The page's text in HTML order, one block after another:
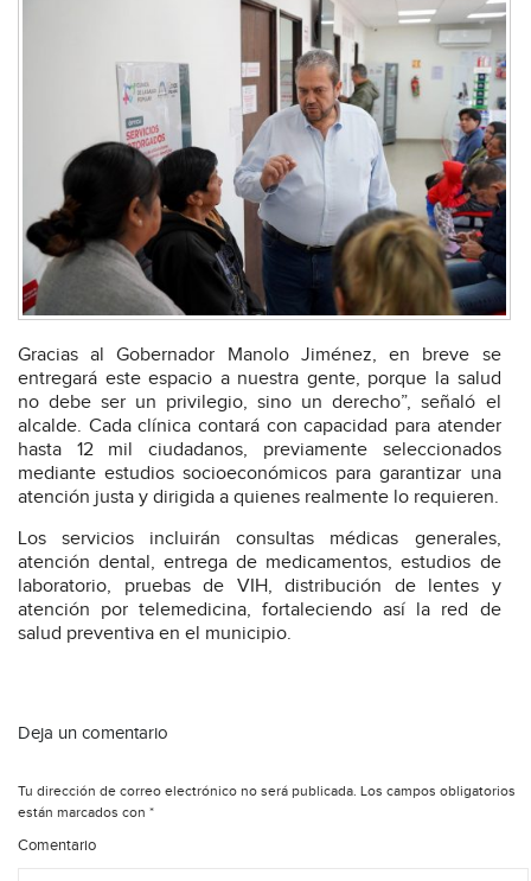
Gracias al Gobernador Manolo Jiménez, en breve se
entregará este espacio a nuestra gente, porque la salud
no debe ser un privilegio, sino un derecho”, señaló el
alcalde. Cada clínica contará con capacidad para atender
hasta 12 mil ciudadanos, previamente seleccionados
mediante estudios socioeconómicos para garantizar una
atención justa y dirigida a quienes realmente lo requieren.
Los servicios incluirán consultas médicas generales,
atención dental, entrega de medicamentos, estudios de
laboratorio, pruebas de VIH, distribución de lentes y
atención por telemedicina, fortaleciendo así la red de
salud preventiva en el municipio.
Deja un comentario
Tu dirección de correo electrónico no será publicada. Los campos obligatorios
están marcados con *
Comentario